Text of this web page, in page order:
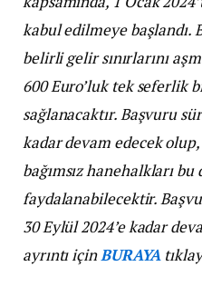
kabul edilmeye başlandı.
belirli gelir sınırlarını
600 Euro’luk tek seferlik
sağlanacaktır. Başvuru
kadar devam edecek
bağımsız hanehalkları bu
faydalanabilecektir.
30 Eylül 2024’e kadar
ayrıntı içinBURAYA